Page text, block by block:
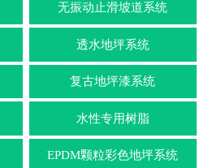
无振动止滑坡道系统
透水地坪系统
复古地坪漆系统
水性专用树脂
EPDM颗粒彩色地坪系统